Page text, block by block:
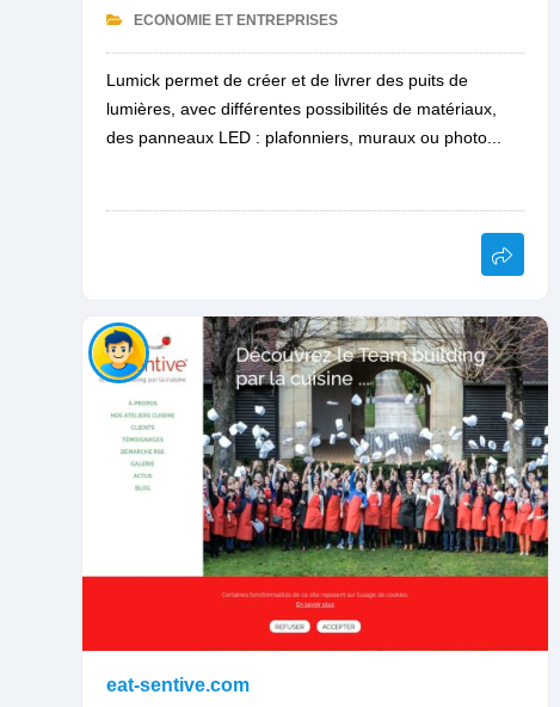
ECONOMIE ET ENTREPRISES
Lumick permet de créer et de livrer des puits de
lumières, avec différentes possibilités de matériaux,
des panneaux LED : plafonniers, muraux ou photo...
eat-sentive.com